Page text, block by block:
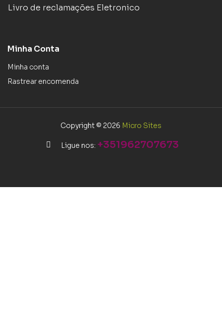
Livro de reclamações Eletronico
Minha Conta
Minha conta
Rastrear encomenda
Copyright © 2026 Micro Sites
Ligue nos: +351962707673